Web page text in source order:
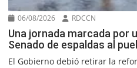
06/08/2026 RDCCN
Una jornada marcada por
Senado de espaldas al
El Gobierno debió retirar la